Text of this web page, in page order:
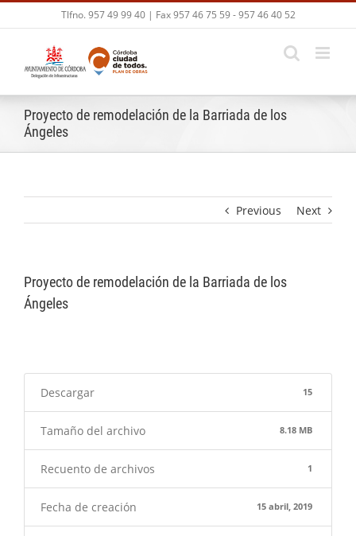
to
Tlfno. 957 49 99 40 | Fax 957 46 75 59 - 957 46 40 52
Proyecto de remodelación de la Barriada de los
Ángeles
Previous Next
Proyecto de remodelación de la Barriada de los
Ángeles
Descargar 15
Tamaño del archivo 8.18 MB
Recuento de archivos 1
Fecha de creación 15 abril, 2019